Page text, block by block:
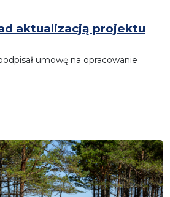
aktualizacją projektu
umowę na opracowanie